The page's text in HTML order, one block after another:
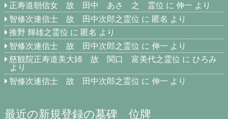
正寿道朝信女 故 田中 あさ 之 霊位 に伸一 より
智修次連信士 故 田中次郎之霊位 に 匿名 より
推野 輝雄之霊位 に 匿名 より
智修次連信士 故 田中次郎之霊位 に伸一 より
慈観院正寿道美大姉 故 関口 富美代之霊位 に ひろみ
より
智修次連信士 故 田中次郎之霊位 に伸一 より
最近の新規登録の墓碑 位牌